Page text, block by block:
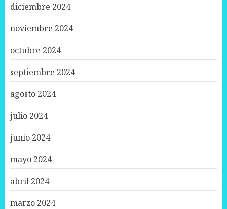
diciembre 2024
noviembre 2024
octubre 2024
septiembre 2024
agosto 2024
julio 2024
junio 2024
mayo 2024
abril 2024
marzo 2024